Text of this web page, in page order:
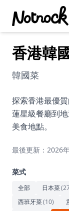
精選活動
博客文章
約會好去處
美食佳餚
藝術文化
香港韓
韓國菜
探索香港最優
蓮星級餐廳到
美食地點。
最後更新：2026
菜式
全部 日本菜(
西班牙菜(10)